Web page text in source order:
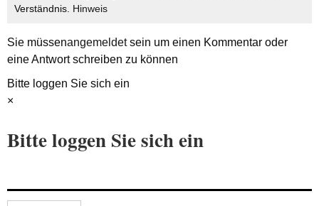
Verständnis. Hinweis
Sie müssenangemeldetsein um einen Kommentar oder
eine Antwort schreiben zu können
Bitte loggen Sie sich ein
×
Bitte loggen Sie sich ein